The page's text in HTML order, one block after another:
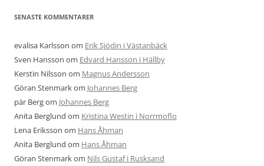
SENASTE KOMMENTARER
evalisa Karlsson om Erik Sjödin i Västanbäck
Sven Hansson om Edvard Hansson i Hällby
Kerstin Nilsson om Magnus Andersson
Göran Stenmarkom Johannes Berg
pär Bergom Johannes Berg
Anita Berglund om Kristina Westin i Norrmoflo
Lena Eriksson om Hans Åhman
Anita Berglund om Hans Åhman
Göran Stenmarkom Nils Gustaf i Rusksand